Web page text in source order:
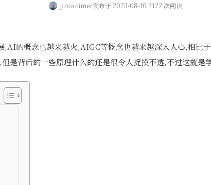
proanimer发布于 2023-08-10 2122 次阅读
,AI的概念也越来越火,AIGC等概念也越来越深入人心,相比
是背后的一些原理什么的还是很令人捉摸不透,不过这就是